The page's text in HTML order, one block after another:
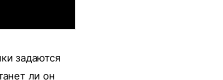
задаются
ли он